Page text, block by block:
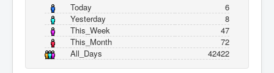
Today
6
Yesterday
8
This_Week
47
This_Month
72
All_Days
42422